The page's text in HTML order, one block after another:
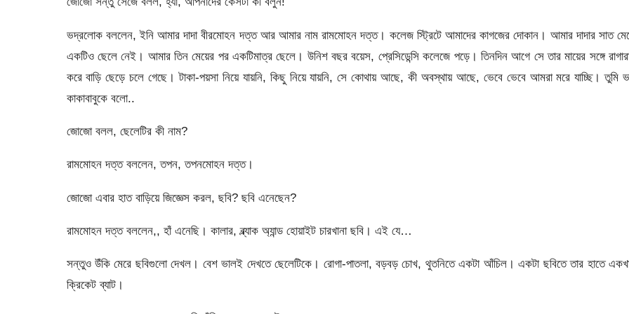
ভদ্রলোক বললেন, ইনি আমার দাদা বীরমোহন দত্ত আর আমার নাম রামমোহন দত্ত। কলেজ স্ট্রিটে আমাদের কাগজের দোকান। আমার দাদার সাত
একটিও ছেলে নেই। আমার তিন মেয়ের পর একটিমাত্র ছেলে। উনিশ বছর বয়েস, প্রেসিডেন্সি কলেজে পড়ে। তিনদিন আগে সে তার মায়ের সঙ্গে
করে বাড়ি ছেড়ে চলে গেছে। টাকা-পয়সা নিয়ে যায়নি, কিছু নিয়ে যায়নি, সে কোথায় আছে, কী অবস্থায় আছে, ভেবে ভেবে আমরা মরে যাচ্ছি। তুমি
কাকাবাবুকে বলো..
জোজো বলল, ছেলেটির কী নাম?
রামমোহন দত্ত বললেন, তপন, তপনমোহন দত্ত।
জোজো এবার হাত বাড়িয়ে জিজ্ঞেস করল, ছবি? ছবি এনেছেন?
রামমোহন দত্ত বললেন,, হাঁ এনেছি। কালার, ব্ল্যাক অ্যান্ড হোয়াইট চারখানা ছবি। এই যে…
সন্তুও উঁকি মেরে ছবিগুলো দেখল। বেশ ভালই দেখতে ছেলেটিকে। রোগা-পাতলা, বড়বড় চোখ, থুতনিতে একটা আঁচিল। একটা ছবিতে তার হাতে
ক্রিকেট ব্যাট।